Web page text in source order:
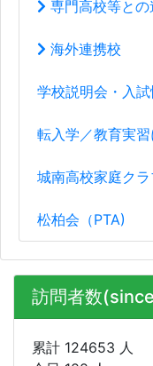
専門高校等との
海外連携校
学校説明会・入試
転入学／教育実
城南高校家庭ク
松柏会（PTA)
訪問者数
累計 124653 人